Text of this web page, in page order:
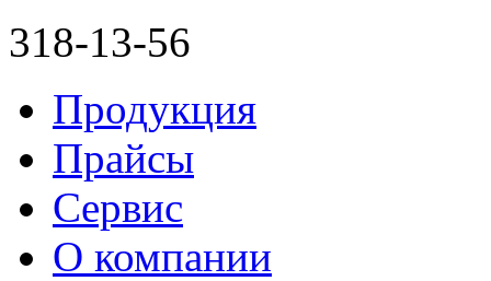
318-13-56
Продукция
Прайсы
Сервис
О компании